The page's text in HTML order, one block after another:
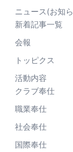
ニュース(お知
新着記事一覧
会報
トッピクス
活動内容
クラブ奉仕
職業奉仕
社会奉仕
国際奉仕